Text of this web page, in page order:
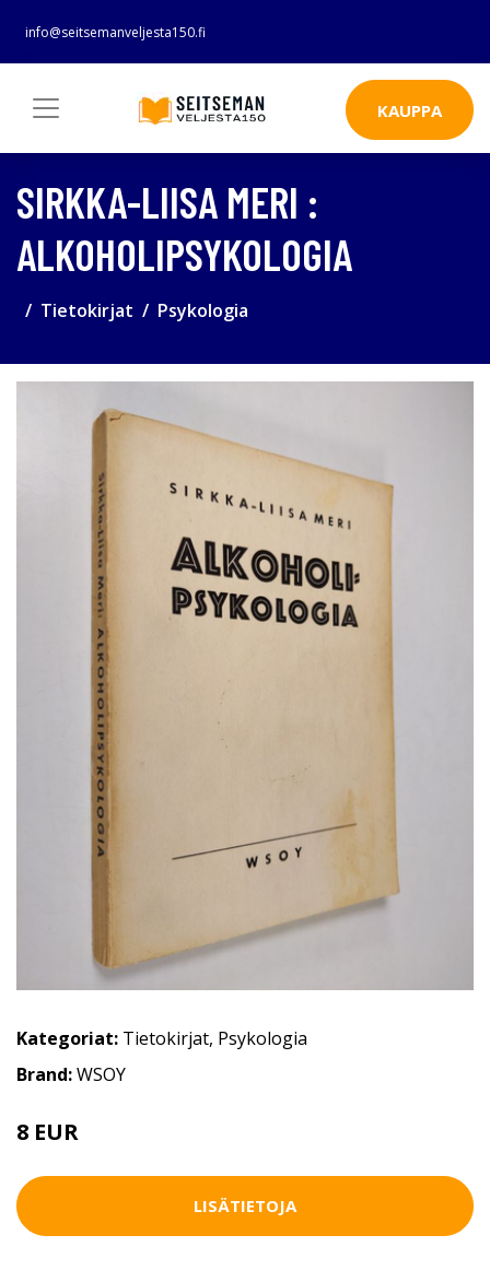
info@seitsemanveljesta150.fi
KAUPPA
SIRKKA-LIISA MERI :
ALKOHOLIPSYKOLOGIA
Tietokirjat Psykologia
Kategoriat: Tietokirjat, Psykologia
Brand:WSOY
8 EUR
LISÄTIETOJA